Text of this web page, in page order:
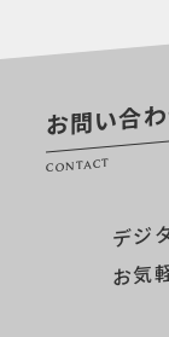
お問い合
CONTACT
デジ
お気